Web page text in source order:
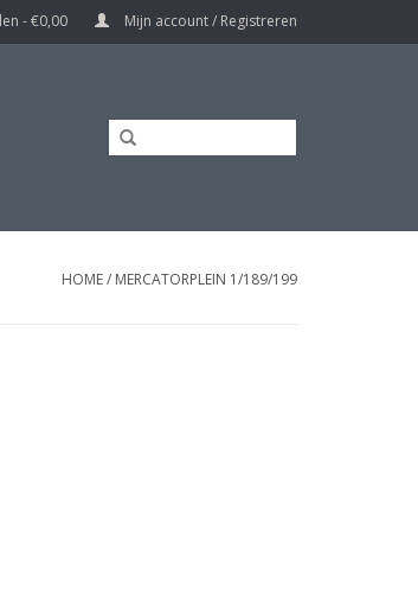
- €0,00 Mijn account / Registreren
HOME/ MERCATORPLEIN 1/189/199